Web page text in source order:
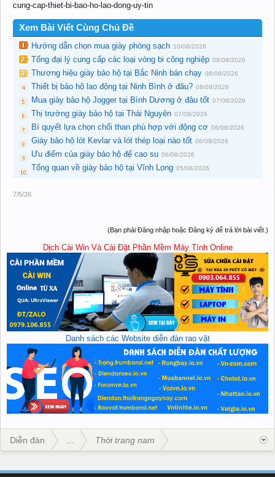
cung-cap-thiet-bi-bao-ho-lao-dong-uy-tin
Xem Bài Viết Cùng Chủ Đề
Hướng dẫn chọn mua giày phòng sạch 10/08/2026
Tổng đại lý cung cấp các loại vòng bi công nghiệp 08/08/2026
Thương hiệu giày bảo hộ tại Bắc Ninh bán chạy 08/08/2026
Thiết bị bảo hộ lao động tại Ninh Bình ở đâu? 08/08/2026
Mua giày bảo hộ Jogger tại Bình Dương ở đâu tốt 07/08/2026
Thị trường giày bảo hộ tại Thái Nguyên 07/08/2026
Bí quyết lựa chọn chổi than phù hợp với động cơ 06/08/2026
Giày bảo hộ lót Kevlar và lót thép loại nào tốt 06/08/2026
Ưu điểm của giày bảo hộ đế cao su 06/08/2026
Tổng quan về giày bảo hộ tại Vĩnh Long 05/08/2026
7/5/26
(Bạn phải Đăng nhập hoặc Đăng ký để trả lời bài viết.)
Dịch Cài Win Và Cài Đặt Phần Mềm Máy Tính Online
Danh sách các Website diễn đàn rao vặt
Diễn đàn Thời trang nam